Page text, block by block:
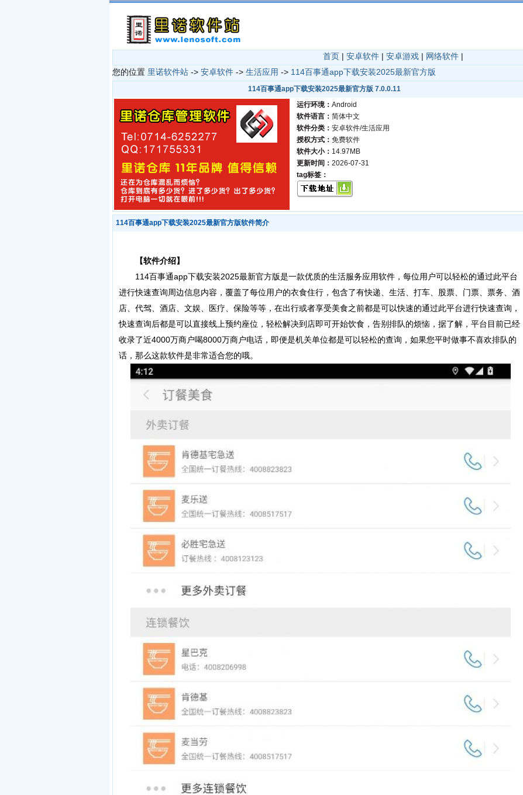
首页 | 安卓软件 | 安卓游戏 | 网络软件 |
您的位置 里诺软件站 -> 安卓软件 -> 生活应用 -> 114百事通app下载安装2025最新官方版
114百事通app下载安装2025最新官方版 7.0.0.11
运行环境： Android
软件语言： 简体中文
软件分类： 安卓软件/生活应用
授权方式： 免费软件
软件大小： 14.97MB
更新时间： 2026-07-31
tag标签：
114百事通app下载安装2025最新官方版软件简介
【软件介绍】
114百事通app下载安装2025最新官方版是一款优质的生活服务应用软件，每位用户可以轻松的通过此平台
进行快速查询周边信息内容，覆盖了每位用户的衣食住行，包含了有快递、生活、打车、股票、门票、票务、酒
店、代驾、酒店、文娱、医疗、保险等等，在出行或者享受美食之前都是可以快速的通过此平台进行快速查询，
快速查询后都是可以直接线上预约座位，轻松解决到店即可开始饮食，告别排队的烦恼，据了解，平台目前已经
收录了近4000万商户喝8000万商户电话，即便是机关单位都是可以轻松的查询，如果您平时做事不喜欢排队的
话，那么这款软件是非常适合您的哦。